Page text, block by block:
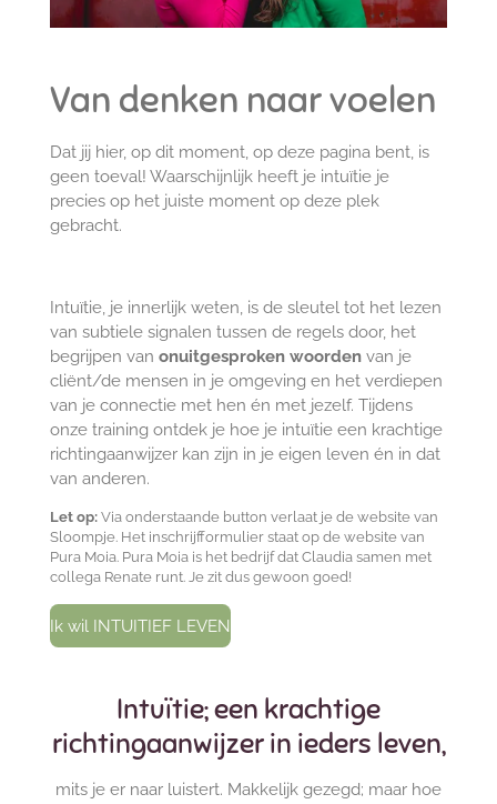
Van denken naar voelen
Dat jij hier, op dit moment, op deze pagina bent, is
geen toeval! Waarschijnlijk heeft je intuïtie je
precies op het juiste moment op deze plek
gebracht.
Intuïtie, je innerlijk weten, is de sleutel tot het lezen
van subtiele signalen tussen de regels door, het
begrijpen van onuitgesproken woordenvan je
cliënt/de mensen in je omgeving en het verdiepen
van je connectie met hen én met jezelf. Tijdens
onze training ontdek je hoe je intuïtie een krachtige
richtingaanwijzer kan zijn in je eigen leven én in dat
van anderen.
Let op:Via onderstaande button verlaat je de website van
Sloompje. Het inschrijfformulier staat op de website van
Pura Moia. Pura Moia is het bedrijf dat Claudia samen met
collega Renate runt. Je zit dus gewoon goed!
Ik wil INTUITIEF LEVEN
Intuïtie; een krachtige
richtingaanwijzer in ieders leven,
mits je er naar luistert. Makkelijk gezegd; maar hoe